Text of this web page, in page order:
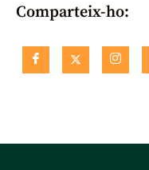
Comparteix-ho: